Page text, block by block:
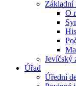
Základní
O
Jevíčský
Úřad
Úřední